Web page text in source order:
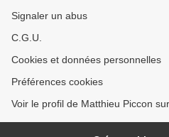
Signaler un abus
C.G.U.
Cookies et données personnelles
Préférences cookies
Voir le profil de Matthieu Piccon